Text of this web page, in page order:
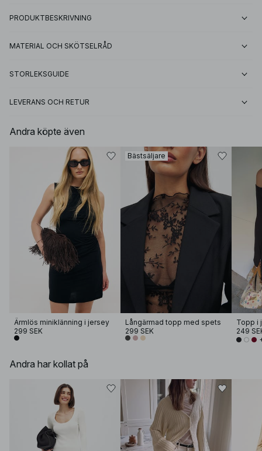
PRODUKTBESKRIVNING
MATERIAL OCH SKÖTSELRÅD
STORLEKSGUIDE
LEVERANS OCH RETUR
Andra köpte även
Ärmlös miniklänning i jersey
299 SEK
Bästsäljare
Långärmad topp med spets
299 SEK
Topp i
249
Andra har kollat på